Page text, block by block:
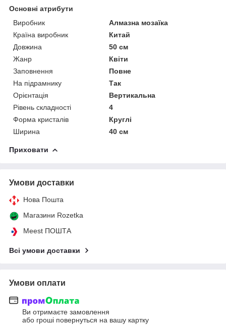
Основні атрибути
Виробник
Алмазна мозаїка
Країна виробник
Китай
Довжина
50 см
Жанр
Квіти
Заповнення
Повне
На підрамнику
Так
Орієнтація
Вертикальна
Рівень складності
4
Форма кристалів
Круглі
Ширина
40 см
Приховати
Умови доставки
Нова Пошта
Магазини Rozetka
Meest ПОШТА
Всі умови доставки
Умови оплати
Ви отримаєте замовлення
або гроші повернуться на вашу картку